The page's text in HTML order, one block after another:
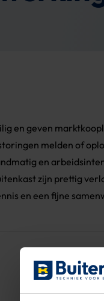
en geven
melden of
en
zijn prettig
en een fijne